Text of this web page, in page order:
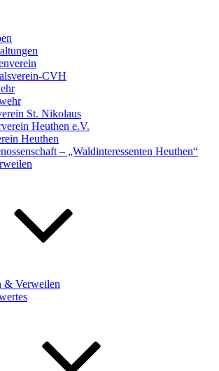
CVH
St. Nikolaus
Heuthen e.V.
Heuthen
– „Waldinteressenten Heuthen“
& Verweilen